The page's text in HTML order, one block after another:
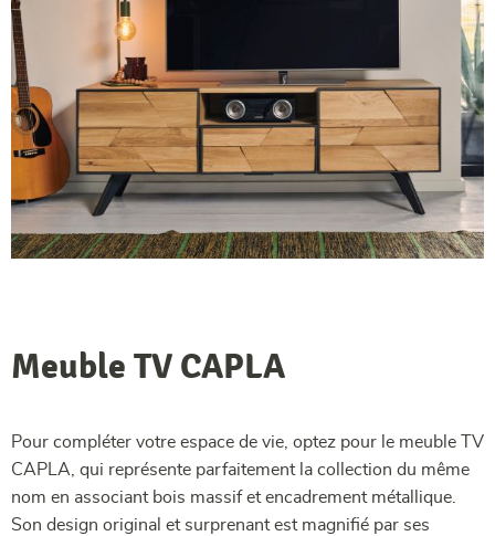
Meuble TV CAPLA
Pour compléter votre espace de vie, optez pour le meuble TV
CAPLA, qui représente parfaitement la collection du même
nom en associant bois massif et encadrement métallique.
Son design original et surprenant est magnifié par ses